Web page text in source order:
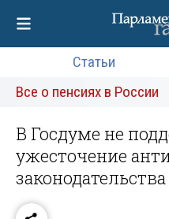
Статьи
Все о пенсиях в России
В Госдуме не
ужесточение
законодательства